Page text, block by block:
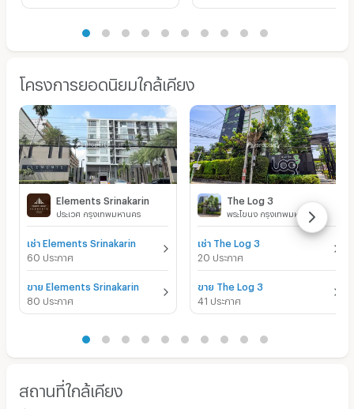
โครงการยอดนิยมใกล้เคียง
Elements Srinakarin
ประเวศ กรุงเทพมหานคร
เช่า Elements Srinakarin
60 ประกาศ
ขาย Elements Srinakarin
80 ประกาศ
The Log 3
พระโขนง กรุงเทพมหานคร
เช่า The Log 3
20 ประกาศ
ขาย The Log 3
41 ประกาศ
สถานที่ใกล้เคียง